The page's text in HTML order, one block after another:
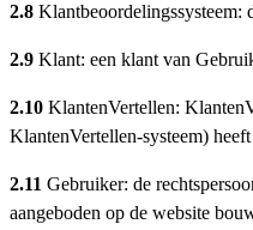
2.8 Klantbeoordelingssysteem:
2.9 Klant: een klant van
2.10 KlantenVertellen:
KlantenVertellen-systeem)
2.11 Gebruiker: de
aangeboden op de website